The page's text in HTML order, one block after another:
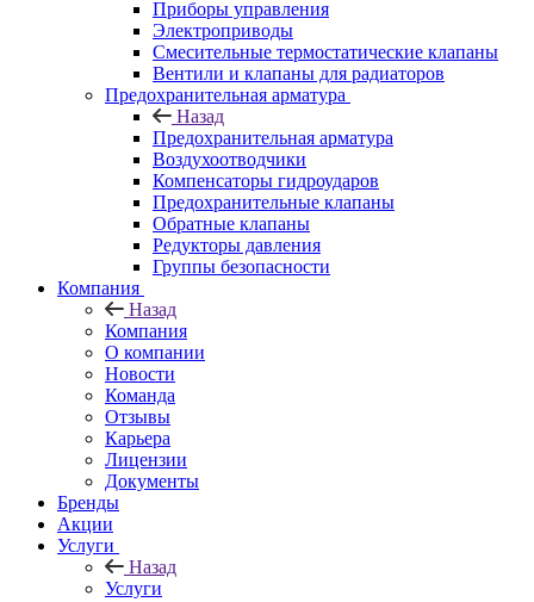
Приборы управления
Электроприводы
Смесительные термостатические клапаны
Вентили и клапаны для радиаторов
Предохранительная арматура
Назад
Предохранительная арматура
Воздухоотводчики
Компенсаторы гидроударов
Предохранительные клапаны
Обратные клапаны
Редукторы давления
Группы безопасности
Компания
Назад
Компания
О компании
Новости
Команда
Отзывы
Карьера
Лицензии
Документы
Бренды
Акции
Услуги
Назад
Услуги